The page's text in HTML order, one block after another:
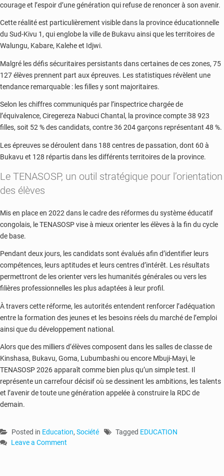
courage et l’espoir d’une génération qui refuse de renoncer à son avenir.
Cette réalité est particulièrement visible dans la province éducationnelle
du Sud-Kivu 1, qui englobe la ville de Bukavu ainsi que les territoires de
Walungu, Kabare, Kalehe et Idjwi.
Malgré les défis sécuritaires persistants dans certaines de ces zones, 75
127 élèves prennent part aux épreuves. Les statistiques révèlent une
tendance remarquable : les filles y sont majoritaires.
Selon les chiffres communiqués par l’inspectrice chargée de
l’équivalence, Ciregereza Nabuci Chantal, la province compte 38 923
filles, soit 52 % des candidats, contre 36 204 garçons représentant 48 %.
Les épreuves se déroulent dans 188 centres de passation, dont 60 à
Bukavu et 128 répartis dans les différents territoires de la province.
Le TENASOSP, un outil stratégique pour l’orientation
des élèves
Mis en place en 2022 dans le cadre des réformes du système éducatif
congolais, le TENASOSP vise à mieux orienter les élèves à la fin du cycle
de base.
Pendant deux jours, les candidats sont évalués afin d’identifier leurs
compétences, leurs aptitudes et leurs centres d’intérêt. Les résultats
permettront de les orienter vers les humanités générales ou vers les
filières professionnelles les plus adaptées à leur profil.
À travers cette réforme, les autorités entendent renforcer l’adéquation
entre la formation des jeunes et les besoins réels du marché de l’emploi
ainsi que du développement national.
Alors que des milliers d’élèves composent dans les salles de classe de
Kinshasa, Bukavu, Goma, Lubumbashi ou encore Mbuji-Mayi, le
TENASOSP 2026 apparaît comme bien plus qu’un simple test. Il
représente un carrefour décisif où se dessinent les ambitions, les talents
et l’avenir de toute une génération appelée à construire la RDC de
demain.
Posted in Education, Société Tagged EDUCATION
Leave a Comment